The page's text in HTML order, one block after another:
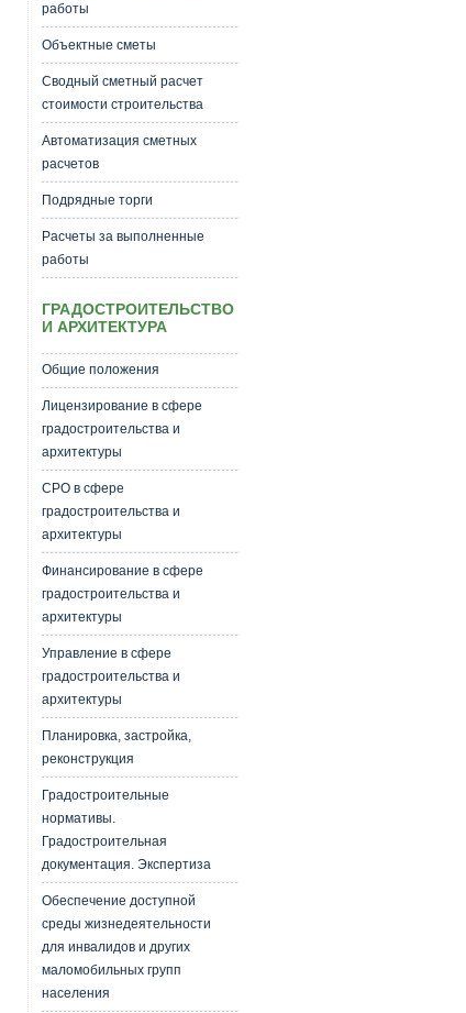
работы
Объектные сметы
Сводный сметный расчет
стоимости строительства
Автоматизация сметных
расчетов
Подрядные торги
Расчеты за выполненные
работы
ГРАДОСТРОИТЕЛЬСТВО
И АРХИТЕКТУРА
Общие положения
Лицензирование в сфере
градостроительства и
архитектуры
СРО в сфере
градостроительства и
архитектуры
Финансирование в сфере
градостроительства и
архитектуры
Управление в сфере
градостроительства и
архитектуры
Планировка, застройка,
реконструкция
Градостроительные
нормативы.
Градостроительная
документация. Экспертиза
Обеспечение доступной
среды жизнедеятельности
для инвалидов и других
маломобильных групп
населения